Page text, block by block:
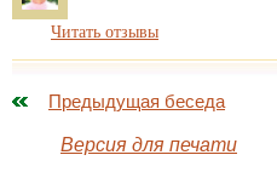
Читать отзывы
Предыдущая беседа
Версия для печати